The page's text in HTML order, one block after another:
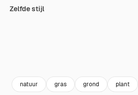
Zelfde stijl
natuur gras grond plant